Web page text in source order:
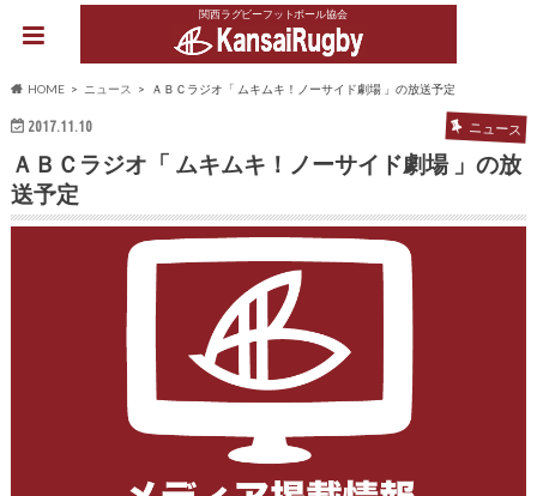
関西ラグビーフットボール協会
HOME ニュース ＡＢＣラジオ「 ムキムキ！ノーサイド劇場 」の放送予定
2017.11.10 ニュース
ＡＢＣラジオ「 ムキムキ！ノーサイド劇場 」の放
送予定